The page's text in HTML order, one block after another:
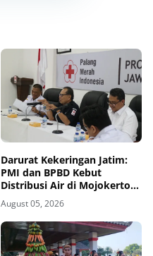
Darurat Kekeringan Jatim:
PMI dan BPBD Kebut
Distribusi Air di Mojokerto-
Pasuruan
August 05, 2026